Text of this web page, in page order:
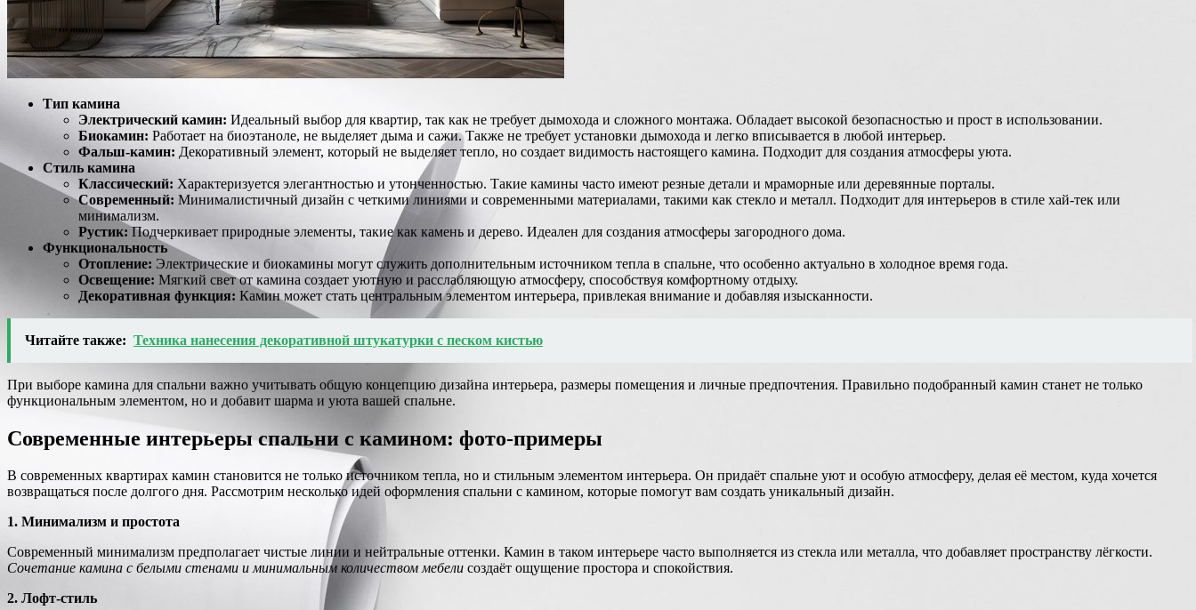
Тип камина
Электрический камин: Идеальный выбор для квартир, так как не требует дымохода и сложного монтажа. Обладает высокой безопасностью и прост в использовании.
Биокамин: Работает на биоэтаноле, не выделяет дыма и сажи. Также не требует установки дымохода и легко вписывается в любой интерьер.
Фальш-камин: Декоративный элемент, который не выделяет тепло, но создает видимость настоящего камина. Подходит для создания атмосферы уюта.
Стиль камина
Классический: Характеризуется элегантностью и утонченностью. Такие камины часто имеют резные детали и мраморные или деревянные порталы.
Современный: Минималистичный дизайн с четкими линиями и современными материалами, такими как стекло и металл. Подходит для интерьеров в стиле хай-тек или
минимализм.
Рустик: Подчеркивает природные элементы, такие как камень и дерево. Идеален для создания атмосферы загородного дома.
Функциональность
Отопление: Электрические и биокамины могут служить дополнительным источником тепла в спальне, что особенно актуально в холодное время года.
Освещение: Мягкий свет от камина создает уютную и расслабляющую атмосферу, способствуя комфортному отдыху.
Декоративная функция: Камин может стать центральным элементом интерьера, привлекая внимание и добавляя изысканности.
Читайте также: Техника нанесения декоративной штукатурки с песком кистью
При выборе камина для спальни важно учитывать общую концепцию дизайна интерьера, размеры помещения и личные предпочтения. Правильно подобранный камин станет не только
функциональным элементом, но и добавит шарма и уюта вашей спальне.
Современные интерьеры спальни с камином: фото-примеры
В современных квартирах камин становится не только источником тепла, но и стильным элементом интерьера. Он придаёт спальне уют и особую атмосферу, делая её местом, куда хочется
возвращаться после долгого дня. Рассмотрим несколько идей оформления спальни с камином, которые помогут вам создать уникальный дизайн.
1. Минимализм и простота
Современный минимализм предполагает чистые линии и нейтральные оттенки. Камин в таком интерьере часто выполняется из стекла или металла, что добавляет пространству лёгкости.
Сочетание камина с белыми стенами и минимальным количеством мебели создаёт ощущение простора и спокойствия.
2. Лофт-стиль